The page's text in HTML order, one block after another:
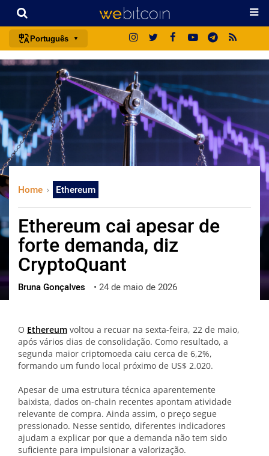
Português
português (BR)
english
español
français
italiano
deutsch
中文
한국어
العربية
ไทย
ქართული
Home Ethereum
Ethereum cai apesar de
forte demanda, diz
CryptoQuant
Bruna Gonçalves • 24 de maio de 2026
O Ethereum voltou a recuar na sexta-feira, 22 de maio,
após vários dias de consolidação. Como resultado, a
segunda maior criptomoeda caiu cerca de 6,2%,
formando um fundo local próximo de US$ 2.020.
Apesar de uma estrutura técnica aparentemente
baixista, dados on-chain recentes apontam atividade
relevante de compra. Ainda assim, o preço segue
pressionado. Nesse sentido, diferentes indicadores
ajudam a explicar por que a demanda não tem sido
suficiente para impulsionar a valorização.